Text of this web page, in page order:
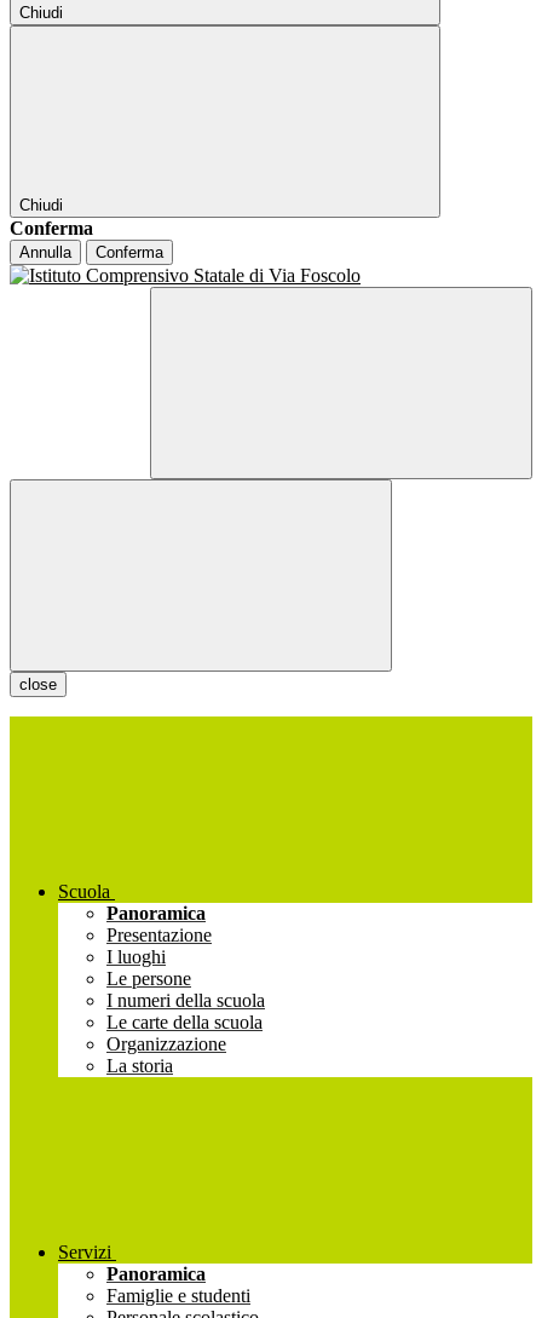
Chiudi
Chiudi
Conferma
Annulla Conferma
close
Scuola
Panoramica
Presentazione
I luoghi
Le persone
I numeri della scuola
Le carte della scuola
Organizzazione
La storia
Servizi
Panoramica
Famiglie e studenti